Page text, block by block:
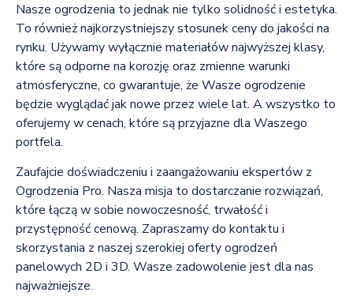
Nasze ogrodzenia to jednak nie tylko solidność i estetyka.
To również najkorzystniejszy stosunek ceny do jakości na
rynku. Używamy wyłącznie materiałów najwyższej klasy,
które są odporne na korozję oraz zmienne warunki
atmosferyczne, co gwarantuje, że Wasze ogrodzenie
będzie wyglądać jak nowe przez wiele lat. A wszystko to
oferujemy w cenach, które są przyjazne dla Waszego
portfela.
Zaufajcie doświadczeniu i zaangażowaniu ekspertów z
Ogrodzenia Pro. Nasza misja to dostarczanie rozwiązań,
które łączą w sobie nowoczesność, trwałość i
przystępność cenową. Zapraszamy do kontaktu i
skorzystania z naszej szerokiej oferty ogrodzeń
panelowych 2D i 3D. Wasze zadowolenie jest dla nas
najważniejsze.